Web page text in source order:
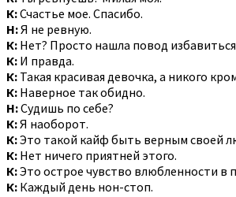
К:Счастье мое. Спасибо.
Н:Я не ревную.
К: Нет? Просто нашла повод
К: И правда.
К: Такая красивая девочка, а никого
К: Наверное так обидно.
Н:Судишь по себе?
К:Я наоборот.
К:Это такой кайф быть верным своей
К: Нет ничего приятней этого.
К:Это острое чувство влюбленности в
К: Каждый день нон-стоп.